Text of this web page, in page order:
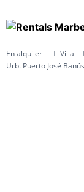
En alquiler Villa
Urb. Puerto José